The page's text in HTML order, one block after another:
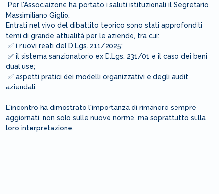
Per l'Associaizone ha portato i saluti istituzionali il Segretario
Massimiliano Giglio.
Entrati nel vivo del dibattito teorico sono stati approfonditi
temi di grande attualità per le aziende, tra cui:
✅ i nuovi reati del D.Lgs. 211/2025;
✅ il sistema sanzionatorio ex D.Lgs. 231/01 e il caso dei beni
dual use;
✅ aspetti pratici dei modelli organizzativi e degli audit
aziendali.
L'incontro ha dimostrato l'importanza di rimanere sempre
aggiornati, non solo sulle nuove norme, ma soprattutto sulla
loro interpretazione.